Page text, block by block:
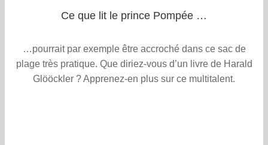
Ce que lit le prince Pompée …
…pourrait par exemple être accroché dans ce sac de
plage très pratique. Que diriez-vous d’un livre de Harald
Glööckler ? Apprenez-en plus sur ce multitalent.